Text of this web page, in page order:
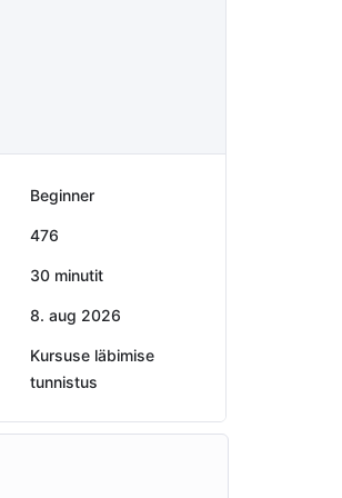
Beginner
476
30 minutit
8. aug 2026
Kursuse läbimise
tunnistus